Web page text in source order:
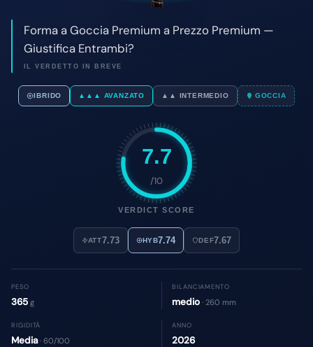
7.7
/10
VERDICT SCORE
ATT7.73 HYB7.74 DEF7.67
PESO
365 g
BILANCIAMENTO
medio · 260 mm
RIGIDITÀ
Media· 60/100
ANNO
2026